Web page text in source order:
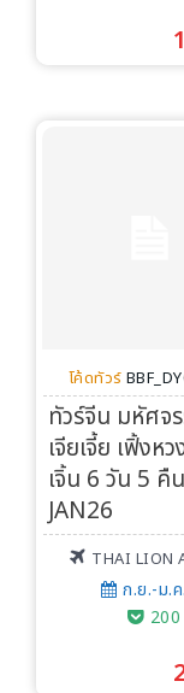
โค้ดทัวร์
ทัวร์จีน มหัศจ
เจียเจี้ย เฟิ้งห
เจิ้น 6 วัน 5 คื
JAN26
THAI LION
ก.ย.-ม.
200